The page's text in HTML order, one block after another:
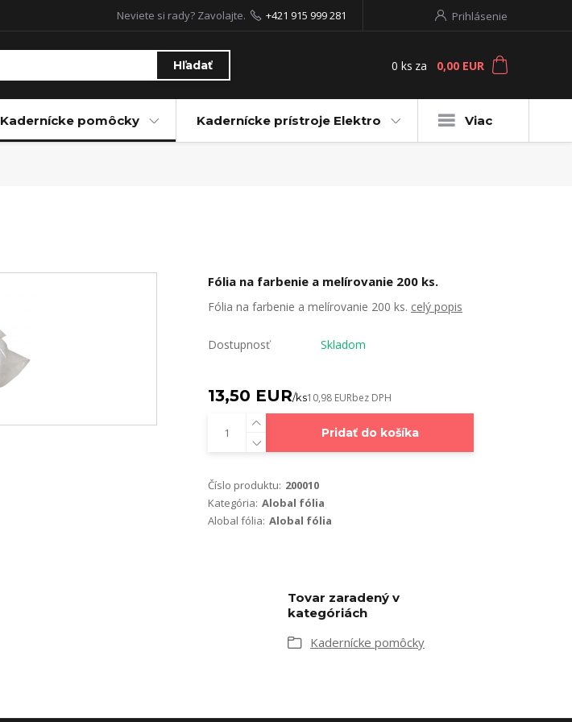
Prihlásenie
Hľadať
Neviete si rady? Zavolajte. +421 915 999 281
0 ks za 0,00 EUR
Kadernícke pomôcky Kadernícke prístroje Elektro Viac
Fólia na farbenie a melírovanie 200 ks.
Fólia na farbenie a melírovanie 200 ks. celý popis
Dostupnosť Skladom
13,50 EUR/ks10,98 EURbez DPH
Pridať do košíka
Číslo produktu: 200010
Kategória: Alobal fólia
Alobal fólia: Alobal fólia
Tovar zaradený v
kategóriách
Kadernícke pomôcky